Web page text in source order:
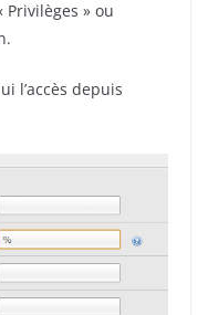
Privilèges » ou
l’accès depuis